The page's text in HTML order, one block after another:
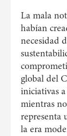
La mala
habían
necesidad
global del
iniciativas
mientras
representa
la era